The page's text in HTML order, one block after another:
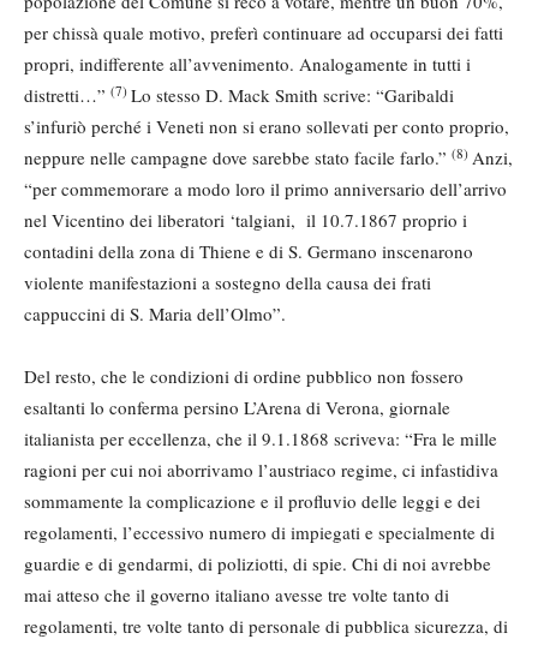
per chissà quale motivo, preferì continuare ad occuparsi dei fatti
propri, indifferente all’avvenimento. Analogamente in tutti i
distretti…” (7) Lo stesso D. Mack Smith scrive: “Garibaldi
s’infuriò perché i Veneti non si erano sollevati per conto proprio,
neppure nelle campagne dove sarebbe stato facile farlo.” (8) Anzi,
“per commemorare a modo loro il primo anniversario dell’arrivo
nel Vicentino dei liberatori ‘talgiani, il 10.7.1867 proprio i
contadini della zona di Thiene e di S. Germano inscenarono
violente manifestazioni a sostegno della causa dei frati
cappuccini di S. Maria dell’Olmo”.
Del resto, che le condizioni di ordine pubblico non fossero
esaltanti lo conferma persino L’Arena di Verona, giornale
italianista per eccellenza, che il 9.1.1868 scriveva: “Fra le mille
ragioni per cui noi aborrivamo l’austriaco regime, ci infastidiva
sommamente la complicazione e il profluvio delle leggi e dei
regolamenti, l’eccessivo numero di impiegati e specialmente di
guardie e di gendarmi, di poliziotti, di spie. Chi di noi avrebbe
mai atteso che il governo italiano avesse tre volte tanto di
regolamenti, tre volte tanto di personale di pubblica sicurezza, di